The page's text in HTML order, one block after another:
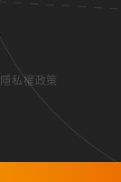
隱私權政策